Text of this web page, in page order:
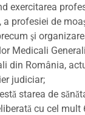
exercitarea
profesiei de
şi
Medicali
din România,
judiciar;
starea de
cu cel